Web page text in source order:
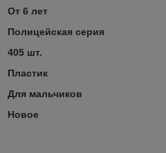
От 6 лет
Полицейская серия
405 шт.
Пластик
Для мальчиков
Новое